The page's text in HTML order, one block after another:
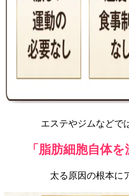
エステやジムなどで
「脂肪細胞自体を
太る原因の根本に